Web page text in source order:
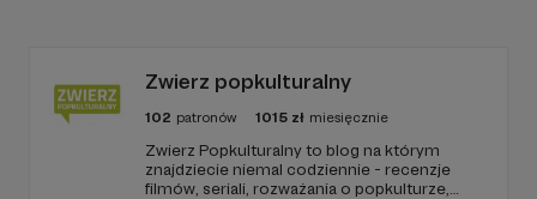
Zwierz popkulturalny
102 patronów 1015 zł miesięcznie
Zwierz Popkulturalny to blog na którym
znajdziecie niemal codziennie - recenzje
filmów, seriali, rozważania o popkulturze,